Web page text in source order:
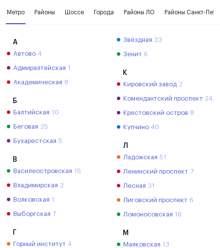
Метро Районы Шоссе Города Районы ЛО Районы Санкт-
А
Автово 4
Адмиралтейская 1
Академическая 8
Б
Балтийская 10
Беговая 25
Бухарестская 5
В
Василеостровская 15
Владимирская 2
Волковская 1
Выборгская 7
Г
Горный институт 4
Звёздная 23
Зенит 6
К
Кировский завод 2
Комендантский проспект 24
Крестовский остров 8
Купчино 40
Л
Ладожская 51
Ленинский проспект 7
Лесная 31
Лиговский проспект 6
Ломоносовская 16
М
Маяковская 13